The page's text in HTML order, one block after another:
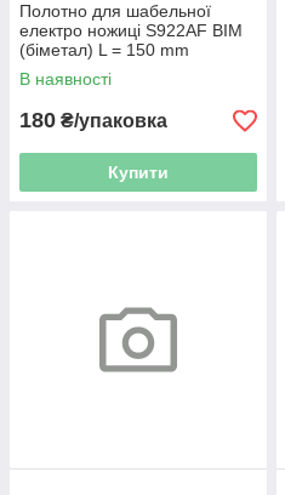
Полотно для шабельної
електро ножиці S922AF BIM
(біметал) L = 150 mm
В наявності
180 ₴/упаковка
Купити